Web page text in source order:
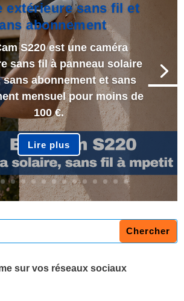
extérieure sans fil et
abonnement
S220 est une caméra
sans fil à panneau solaire
sans abonnement et sans
mensuel pour moins de
100 €.
Lire plus
sur vos réseaux sociaux